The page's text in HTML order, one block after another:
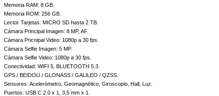
Memoria RAM: 8 GB.
Memoria ROM: 256 GB.
Lector Tarjetas: MICRO SD hasta 2 TB.
Cámara Principal Imagen: 8 MP, AF.
Cámara Pricnipal Video: 1080p a 30 fps.
Cámara Selfie Imagen: 5 MP.
Cámara Selfie Video: 1080p a 30 fps.
Conectividad: WIFI 5, BLUETOOTH 5.3.
GPS / BEIDOU / GLONASS / GALILEO / QZSS.
Sensores: Acelerómetro, Geomagnético, Giroscopio, Hall, Luz.
Puertos: USB C 2.0 x 1, 3,5 mm x 1.